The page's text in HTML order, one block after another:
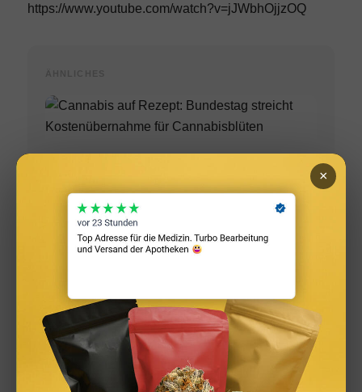
https://www.youtube.com/watch?v=jJWbhOjjzOQ
Cannabis auf Rezept: Bundestag streicht
×